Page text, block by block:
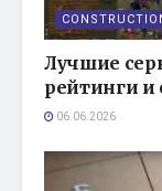
Лучшие
рейтинги и
06.06.2026